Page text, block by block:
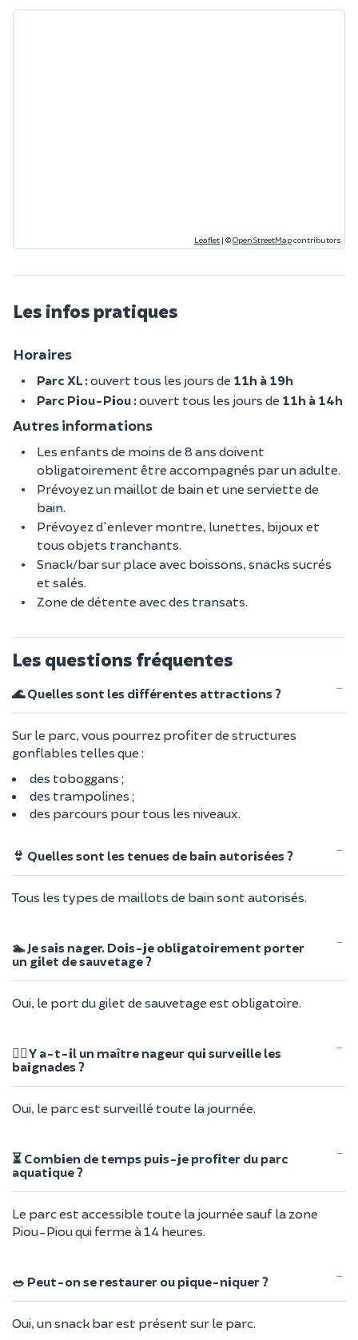
Leaflet | ©OpenStreetMapcontributors
Les infos pratiques
Horaires
Parc XL :ouvert tous les jours de 11h à 19h
Parc Piou-Piou :ouvert tous les jours de 11h à 14h
Autres informations
Les enfants de moins de 8 ans doivent
obligatoirement être accompagnés par un adulte.
Prévoyez un maillot de bain et une serviette de
bain.
Prévoyez d'enlever montre, lunettes, bijoux et
tous objets tranchants.
Snack/bar sur place avec boissons, snacks sucrés
et salés.
Zone de détente avec des transats.
Les questions fréquentes
🌊 Quelles sont les différentes attractions ?
Sur le parc, vous pourrez profiter de structures
gonflables telles que :
des toboggans ;
des trampolines ;
des parcours pour tous les niveaux.
👙 Quelles sont les tenues de bain autorisées ?
Tous les types de maillots de bain sont autorisés.
🏊 Je sais nager. Dois-je obligatoirement porter
un gilet de sauvetage ?
Oui, le port du gilet de sauvetage est obligatoire.
🏊‍♂️ Y a-t-il un maître nageur qui surveille les
baignades ?
Oui, le parc est surveillé toute la journée.
⏳ Combien de temps puis-je profiter du parc
aquatique ?
Le parc est accessible toute la journée sauf la zone
Piou-Piou qui ferme à 14 heures.
🥗 Peut-on se restaurer ou pique-niquer ?
Oui, un snack bar est présent sur le parc.